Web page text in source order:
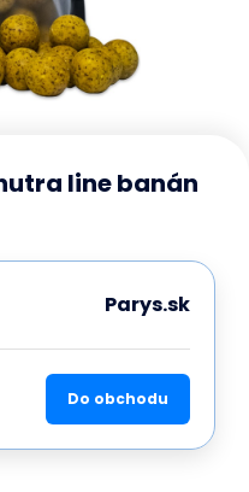
line banán
Parys.sk
Do obchodu